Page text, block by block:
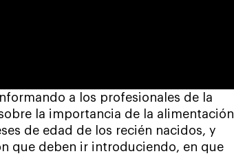
a los profesionales de la
la importancia de la alimentación
de edad de los recién nacidos, y
que deben ir introduciendo, en que